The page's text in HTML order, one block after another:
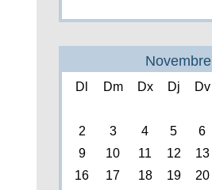
Novembre
Dl Dm Dx Dj Dv
2
3 4 5 6
9
10 11 12 13
16
17 18 19 20